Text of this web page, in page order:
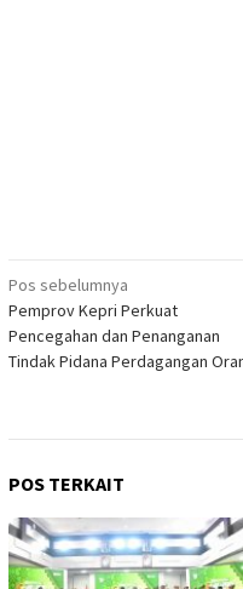
Navigasi
pos
Pos sebelumnya
Pemprov Kepri Perkuat
Pencegahan dan Penanganan
Tindak Pidana Perdagangan
POS TERKAIT